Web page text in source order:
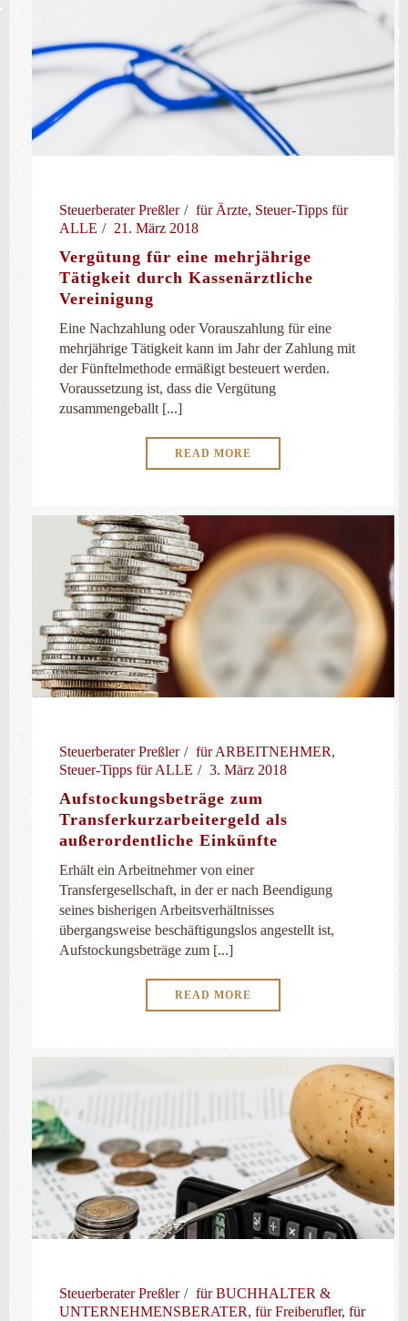
Steuerberater Preßler für Ärzte, Steuer-Tipps für
ALLE
21. März 2018
Vergütung für eine mehrjährige
Tätigkeit durch Kassenärztliche
Vereinigung
Eine Nachzahlung oder Vorauszahlung für eine
mehrjährige Tätigkeit kann im Jahr der Zahlung mit
der Fünftelmethode ermäßigt besteuert werden.
Voraussetzung ist, dass die Vergütung
zusammengeballt [...]
READ MORE
Steuerberater Preßler für ARBEITNEHMER,
Steuer-Tipps für ALLE
3. März 2018
Aufstockungsbeträge zum
Transferkurzarbeitergeld als
außerordentliche Einkünfte
Erhält ein Arbeitnehmer von einer
Transfergesellschaft, in der er nach Beendigung
seines bisherigen Arbeitsverhältnisses
übergangsweise beschäftigungslos angestellt ist,
Aufstockungsbeträge zum [...]
READ MORE
Steuerberater Preßler
für BUCHHALTER &
UNTERNEHMENSBERATER, für Freiberufler, für